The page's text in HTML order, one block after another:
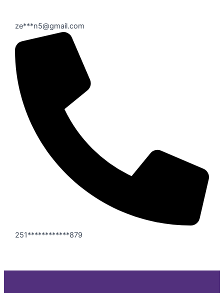
ze***n5@gmail.com
251************879